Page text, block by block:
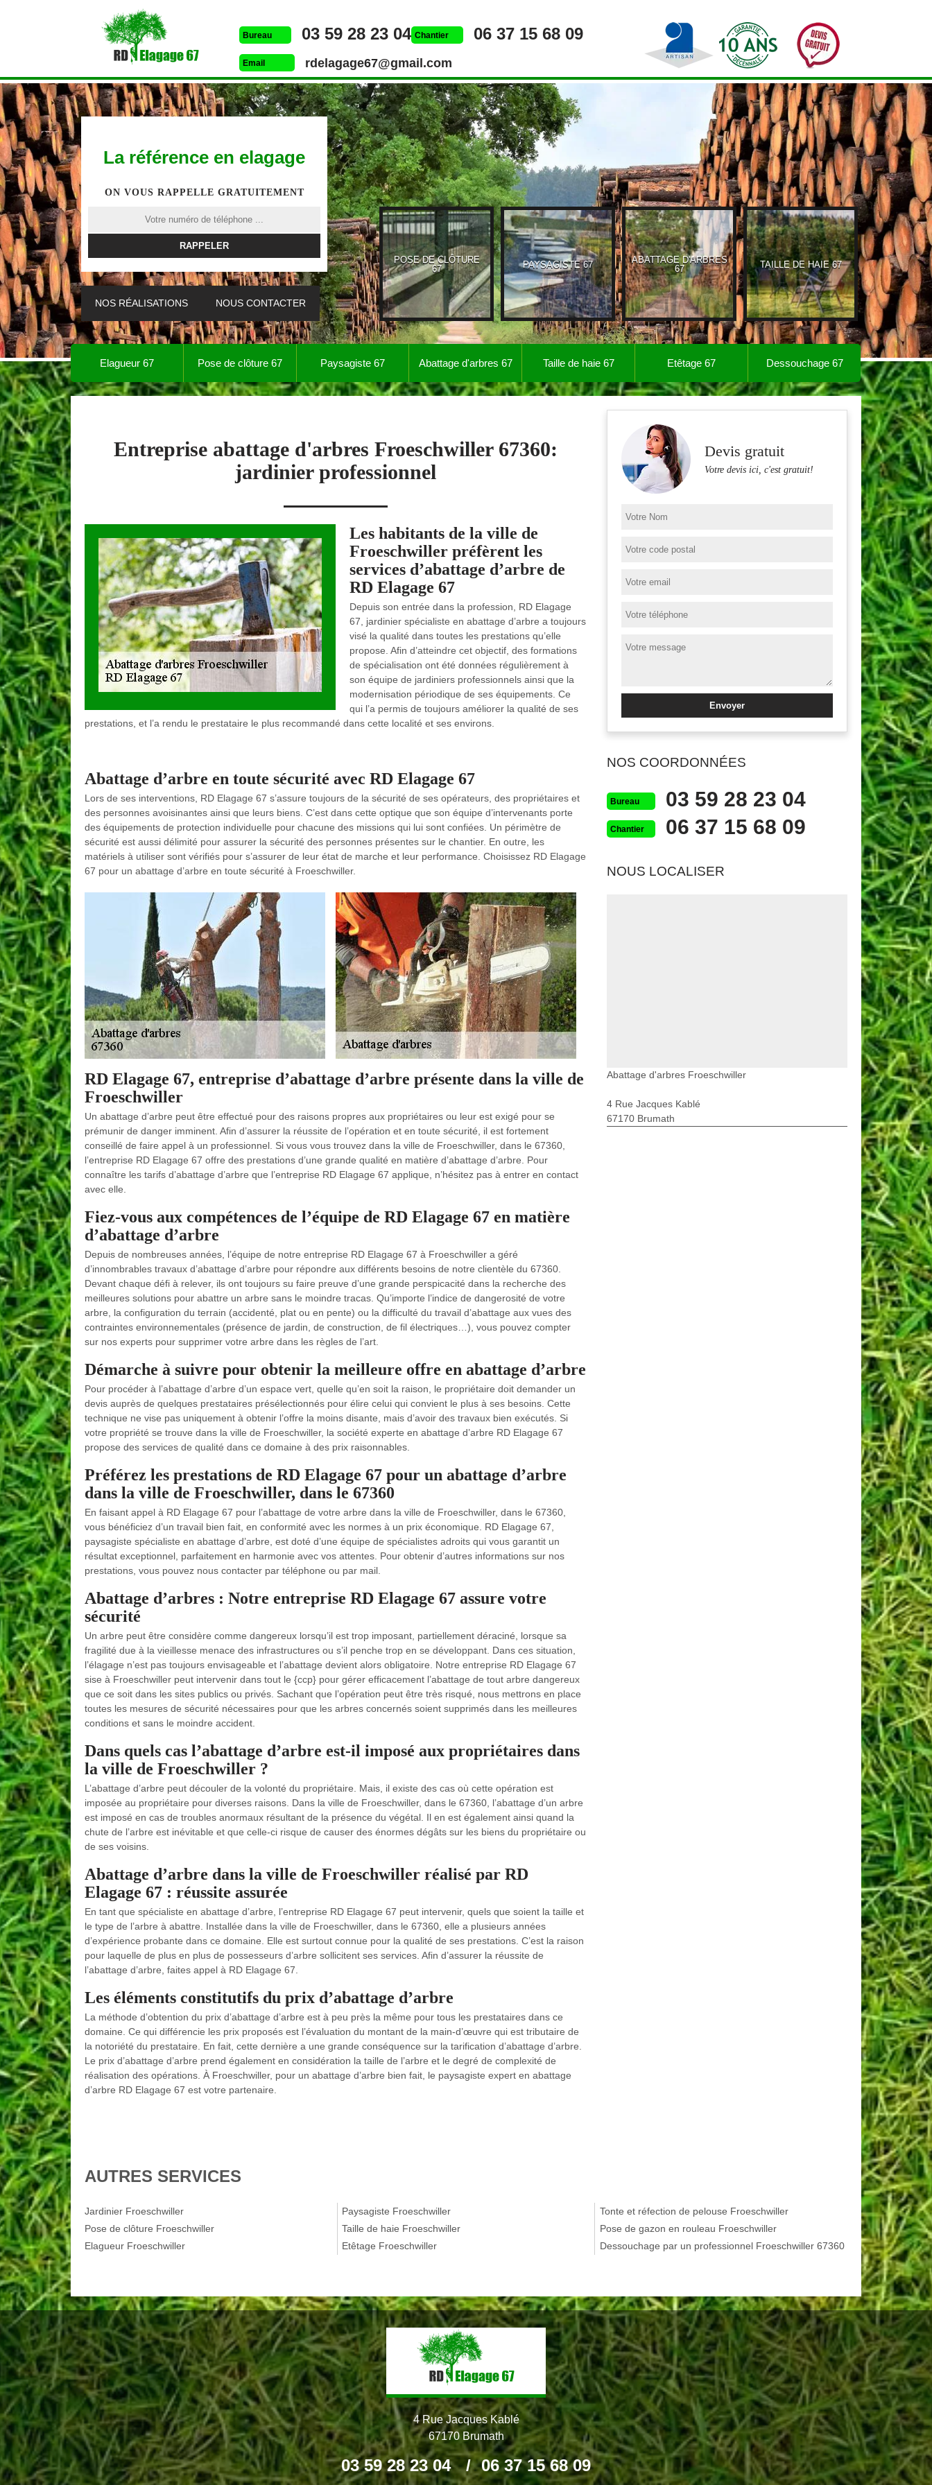
Bureau 03 59 28 23 04 Chantier 06 37 15 68 09
Email rdelagage67@gmail.com
La référence en elagage
ON VOUS RAPPELLE GRATUITEMENT
NOS RÉALISATIONS NOUS CONTACTER
ETÊTAGE 67 ELAGUEUR 67
POSE DE CLÔTURE
67
PAYSAGISTE 67
ABATTAGE D'ARBRES
67
TAILLE DE HAIE 67
Elagueur 67 Pose de clôture 67 Paysagiste 67 Abattage d'arbres 67 Taille de haie 67 Etêtage 67 Dessouchage 67
Entreprise abattage d'arbres Froeschwiller 67360:
jardinier professionnel
Les habitants de la ville de
Froeschwiller préfèrent les
services d’abattage d’arbre de
RD Elagage 67
Depuis son entrée dans la profession, RD Elagage
67, jardinier spécialiste en abattage d’arbre a toujours
visé la qualité dans toutes les prestations qu’elle
propose. Afin d’atteindre cet objectif, des formations
de spécialisation ont été données régulièrement à
son équipe de jardiniers professionnels ainsi que la
modernisation périodique de ses équipements. Ce
qui l’a permis de toujours améliorer la qualité de ses
prestations, et l’a rendu le prestataire le plus recommandé dans cette localité et ses environs.
Abattage d’arbre en toute sécurité avec RD Elagage 67
Lors de ses interventions, RD Elagage 67 s’assure toujours de la sécurité de ses opérateurs, des propriétaires et
des personnes avoisinantes ainsi que leurs biens. C’est dans cette optique que son équipe d’intervenants porte
des équipements de protection individuelle pour chacune des missions qui lui sont confiées. Un périmètre de
sécurité est aussi délimité pour assurer la sécurité des personnes présentes sur le chantier. En outre, les
matériels à utiliser sont vérifiés pour s’assurer de leur état de marche et leur performance. Choisissez RD Elagage
67 pour un abattage d’arbre en toute sécurité à Froeschwiller.
RD Elagage 67, entreprise d’abattage d’arbre présente dans la ville de
Froeschwiller
Un abattage d’arbre peut être effectué pour des raisons propres aux propriétaires ou leur est exigé pour se
prémunir de danger imminent. Afin d’assurer la réussite de l’opération et en toute sécurité, il est fortement
conseillé de faire appel à un professionnel. Si vous vous trouvez dans la ville de Froeschwiller, dans le 67360,
l’entreprise RD Elagage 67 offre des prestations d’une grande qualité en matière d’abattage d’arbre. Pour
connaître les tarifs d’abattage d’arbre que l’entreprise RD Elagage 67 applique, n’hésitez pas à entrer en contact
avec elle.
Fiez-vous aux compétences de l’équipe de RD Elagage 67 en matière
d’abattage d’arbre
Depuis de nombreuses années, l’équipe de notre entreprise RD Elagage 67 à Froeschwiller a géré
d’innombrables travaux d’abattage d’arbre pour répondre aux différents besoins de notre clientèle du 67360.
Devant chaque défi à relever, ils ont toujours su faire preuve d’une grande perspicacité dans la recherche des
meilleures solutions pour abattre un arbre sans le moindre tracas. Qu’importe l’indice de dangerosité de votre
arbre, la configuration du terrain (accidenté, plat ou en pente) ou la difficulté du travail d’abattage aux vues des
contraintes environnementales (présence de jardin, de construction, de fil électriques…), vous pouvez compter
sur nos experts pour supprimer votre arbre dans les règles de l’art.
Démarche à suivre pour obtenir la meilleure offre en abattage d’arbre
Pour procéder à l’abattage d’arbre d’un espace vert, quelle qu’en soit la raison, le propriétaire doit demander un
devis auprès de quelques prestataires présélectionnés pour élire celui qui convient le plus à ses besoins. Cette
technique ne vise pas uniquement à obtenir l’offre la moins disante, mais d’avoir des travaux bien exécutés. Si
votre propriété se trouve dans la ville de Froeschwiller, la société experte en abattage d’arbre RD Elagage 67
propose des services de qualité dans ce domaine à des prix raisonnables.
Préférez les prestations de RD Elagage 67 pour un abattage d’arbre
dans la ville de Froeschwiller, dans le 67360
En faisant appel à RD Elagage 67 pour l’abattage de votre arbre dans la ville de Froeschwiller, dans le 67360,
vous bénéficiez d’un travail bien fait, en conformité avec les normes à un prix économique. RD Elagage 67,
paysagiste spécialiste en abattage d’arbre, est doté d’une équipe de spécialistes adroits qui vous garantit un
résultat exceptionnel, parfaitement en harmonie avec vos attentes. Pour obtenir d’autres informations sur nos
prestations, vous pouvez nous contacter par téléphone ou par mail.
Abattage d’arbres : Notre entreprise RD Elagage 67 assure votre
sécurité
Un arbre peut être considère comme dangereux lorsqu’il est trop imposant, partiellement déraciné, lorsque sa
fragilité due à la vieillesse menace des infrastructures ou s’il penche trop en se développant. Dans ces situation,
l’élagage n’est pas toujours envisageable et l’abattage devient alors obligatoire. Notre entreprise RD Elagage 67
sise à Froeschwiller peut intervenir dans tout le {ccp} pour gérer efficacement l’abattage de tout arbre dangereux
que ce soit dans les sites publics ou privés. Sachant que l’opération peut être très risqué, nous mettrons en place
toutes les mesures de sécurité nécessaires pour que les arbres concernés soient supprimés dans les meilleures
conditions et sans le moindre accident.
Dans quels cas l’abattage d’arbre est-il imposé aux propriétaires dans
la ville de Froeschwiller ?
L’abattage d’arbre peut découler de la volonté du propriétaire. Mais, il existe des cas où cette opération est
imposée au propriétaire pour diverses raisons. Dans la ville de Froeschwiller, dans le 67360, l’abattage d’un arbre
est imposé en cas de troubles anormaux résultant de la présence du végétal. Il en est également ainsi quand la
chute de l’arbre est inévitable et que celle-ci risque de causer des énormes dégâts sur les biens du propriétaire ou
de ses voisins.
Abattage d’arbre dans la ville de Froeschwiller réalisé par RD
Elagage 67 : réussite assurée
En tant que spécialiste en abattage d’arbre, l’entreprise RD Elagage 67 peut intervenir, quels que soient la taille et
le type de l’arbre à abattre. Installée dans la ville de Froeschwiller, dans le 67360, elle a plusieurs années
d’expérience probante dans ce domaine. Elle est surtout connue pour la qualité de ses prestations. C’est la raison
pour laquelle de plus en plus de possesseurs d’arbre sollicitent ses services. Afin d’assurer la réussite de
l’abattage d’arbre, faites appel à RD Elagage 67.
Les éléments constitutifs du prix d’abattage d’arbre
La méthode d’obtention du prix d’abattage d’arbre est à peu près la même pour tous les prestataires dans ce
domaine. Ce qui différencie les prix proposés est l’évaluation du montant de la main-d’œuvre qui est tributaire de
la notoriété du prestataire. En fait, cette dernière a une grande conséquence sur la tarification d’abattage d’arbre.
Le prix d’abattage d’arbre prend également en considération la taille de l’arbre et le degré de complexité de
réalisation des opérations. À Froeschwiller, pour un abattage d’arbre bien fait, le paysagiste expert en abattage
d’arbre RD Elagage 67 est votre partenaire.
Devis gratuit
Votre devis ici, c'est gratuit!
NOS COORDONNÉES
Bureau 03 59 28 23 04
Chantier 06 37 15 68 09
NOUS LOCALISER
Abattage d'arbres Froeschwiller
4 Rue Jacques Kablé
67170 Brumath
AUTRES SERVICES
Jardinier Froeschwiller
Pose de clôture Froeschwiller
Elagueur Froeschwiller
Paysagiste Froeschwiller
Taille de haie Froeschwiller
Etêtage Froeschwiller
Tonte et réfection de pelouse Froeschwiller
Pose de gazon en rouleau Froeschwiller
Dessouchage par un professionnel Froeschwiller 67360
4 Rue Jacques Kablé
67170 Brumath
03 59 28 23 04 / 06 37 15 68 09